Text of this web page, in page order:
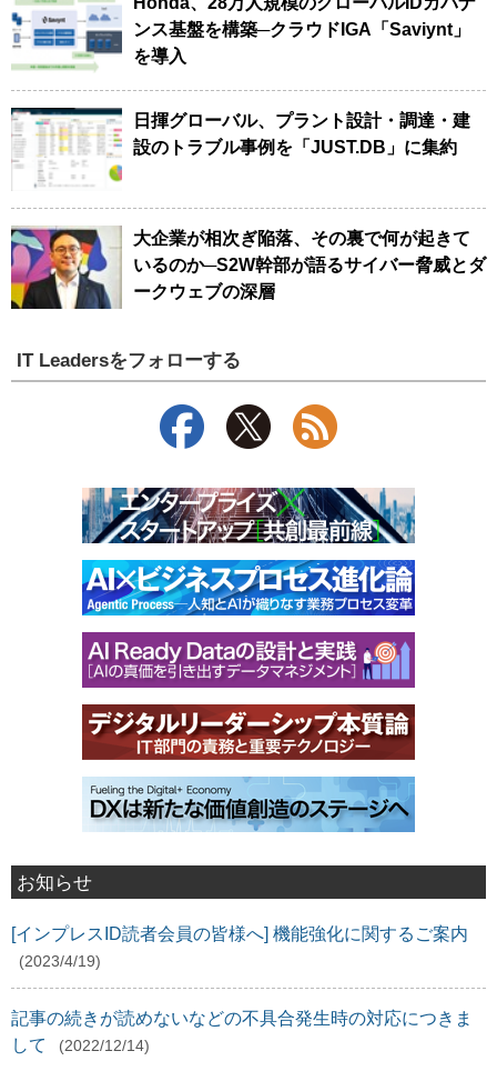
ンス基盤を構築─クラウドIGA「Saviynt」
を導入
日揮グローバル、プラント設計・調達・建
設のトラブル事例を「JUST.DB」に集約
大企業が相次ぎ陥落、その裏で何が起きて
いるのか─S2W幹部が語るサイバー脅威とダ
ークウェブの深層
IT Leadersをフォローする
お知らせ
[インプレスID読者会員の皆様へ] 機能強化に関するご案内
(2023/4/19)
記事の続きが読めないなどの不具合発生時の対応につきま
して
(2022/12/14)